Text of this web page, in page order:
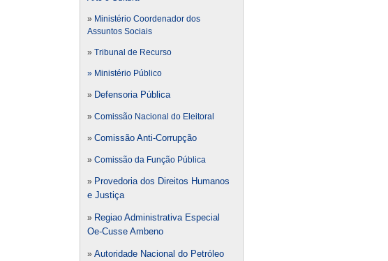
» Ministério Coordenador dos
Assuntos Sociais
» Tribunal de Recurso
» Ministério Público
» Defensoria Pública
» Comissão Nacional do Eleitoral
» Comissão Anti-Corrupção
» Comissão da Função Pública
» Provedoria dos Direitos Humanos
e Justiça
» Regiao Administrativa Especial
Oe-Cusse Ambeno
» Autoridade Nacional do Petróleo